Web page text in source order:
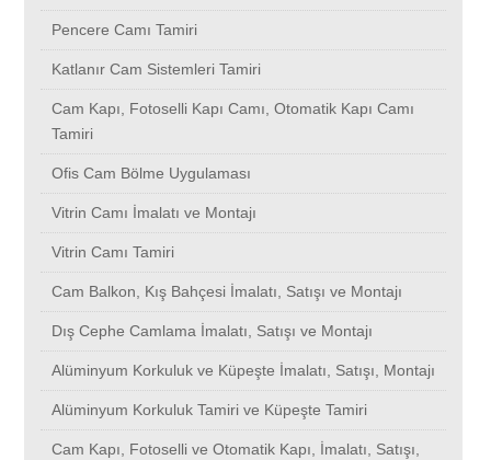
Alüminyum Korkuluk Tamiri ve Küpeşte Tamiri
Cam Kapı, Fotoselli ve Otomatik Kapı, İmalatı, Satışı, Montajı
Dekoratif Ayna İmalatı, Satışı, Montajı
Kırık Ayna Tamiri, Aynacı
Bombeli Cam İmalatı, Satışı, Montajı, Tamiri
Bakırköy
Başakşehir
Esenyurt
Beylikdüzü
Bahçelievler
Bahçeşehir
Ümraniye
Beşiktaş
Bahçelievler
Bahçeşehir
Bayrampaşa
Esenyurt
Beşyüzevler
Dumlupınar
Bebek
Maslak 1453
Kayaşehir
Arnavutköy
Avcılar
Kabataş
Kavakpınar
Kazlıçeşme
Acıbadem
Aksaray
Altınşehir
Ataşehir
Ataköy
Bağcılar
Avcılar
Hasköy
Davutpaşa
Denizköşkler
Haznedar
Hadımköy
Pimapen
Arnavutköy
Ataköy
Beykoz
Otomatik Kepenk
Toğçular
Bahçeköy
Parseller
Pencere Camı Tamiri
Katlanır Cam Sistemleri Tamiri
Cam Kapı, Fotoselli Kapı Camı, Otomatik Kapı Camı
Tamiri
Ofis Cam Bölme Uygulaması
Vitrin Camı İmalatı ve Montajı
Vitrin Camı Tamiri
Cam Balkon, Kış Bahçesi İmalatı, Satışı ve Montajı
Dış Cephe Camlama İmalatı, Satışı ve Montajı
Alüminyum Korkuluk ve Küpeşte İmalatı, Satışı, Montajı
Alüminyum Korkuluk Tamiri ve Küpeşte Tamiri
Cam Kapı, Fotoselli ve Otomatik Kapı, İmalatı, Satışı,